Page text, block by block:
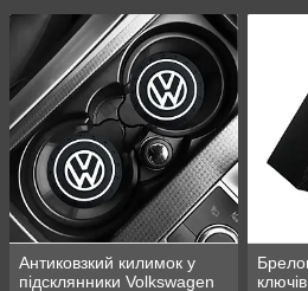
Антиковзкий килимок у
підсклянники Volkswagen